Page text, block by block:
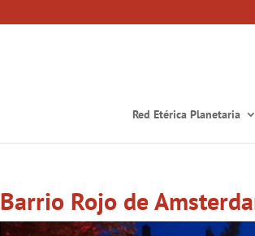
Red Etérica Planetaria
Barrio Rojo de